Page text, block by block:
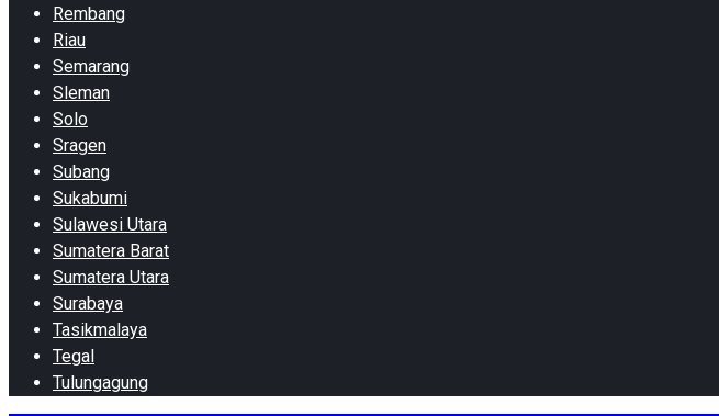
Rembang
Riau
Semarang
Sleman
Solo
Sragen
Subang
Sukabumi
Sulawesi Utara
Sumatera Barat
Sumatera Utara
Surabaya
Tasikmalaya
Tegal
Tulungagung